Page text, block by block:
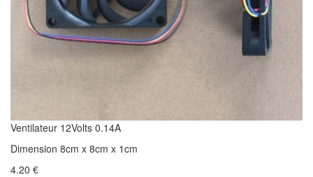
Ventilateur 12Volts 0.14A
Dimension 8cm x 8cm x 1cm
4.20 €